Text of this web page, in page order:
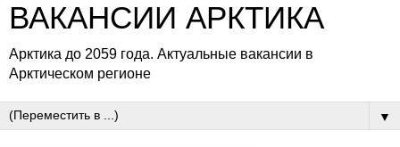
ВАКАНСИИ АРКТИКА
Арктика до 2059 года. Актуальные вакансии в
Арктическом регионе
▼